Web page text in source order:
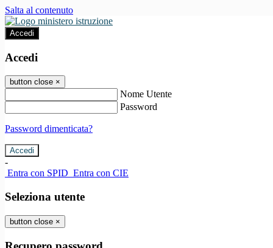
Salta al contenuto
Accedi
Accedi
button close ×
Nome Utente
Password
Password dimenticata?
-
Entra con SPID Entra con CIE
Seleziona utente
button close ×